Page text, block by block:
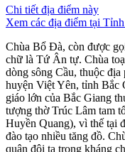
Chi tiết địa điểm này
Xem các địa điểm tại
Chùa Bổ Đà, còn được
chữ là Tứ Ân tự. Chùa
dòng sông Cầu, thuộc
huyện Việt Yên, tỉnh Bắc
giáo lớn của Bắc Giang
tượng thờ Trúc Lâm tam
Huyền Quang), vì thế tại
đào tạo nhiều tăng đồ.
quân đội ta trong kháng